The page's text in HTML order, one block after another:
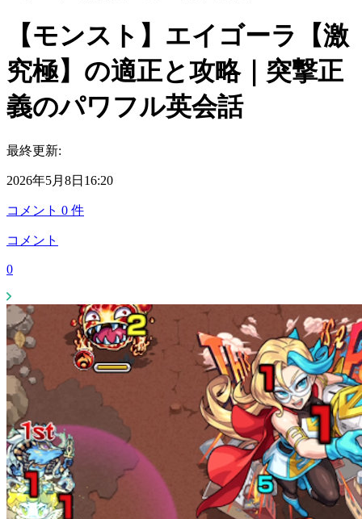
【モンスト】エイゴーラ【激
究極】の適正と攻略｜突撃正
義のパワフル英会話
最終更新:
2026年5月8日16:20
コメント 0 件
コメント
0